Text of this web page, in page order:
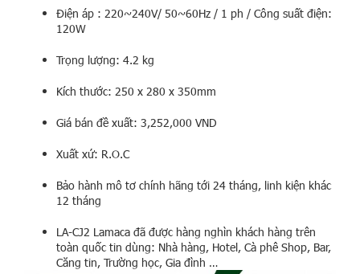
Điện áp : 220~240V/ 50~60Hz / 1 ph / Công suất điện:
120W
Trọng lượng: 4.2 kg
Kích thước: 250 x 280 x 350mm
Giá bán đề xuất: 3,252,000 VND
Xuất xứ: R.O.C
Bảo hành mô tơ chính hãng tới 24 tháng, linh kiện khác
12 tháng
LA-CJ2 Lamaca đã được hàng nghìn khách hàng trên
toàn quốc tin dùng: Nhà hàng, Hotel, Cà phê Shop, Bar,
Căng tin, Trường học, Gia đình …